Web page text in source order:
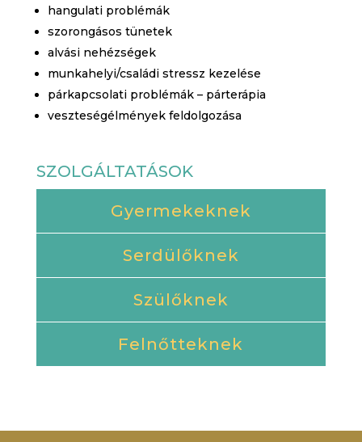
hangulati problémák
szorongásos tünetek
alvási nehézségek
munkahelyi/családi stressz kezelése
párkapcsolati problémák – párterápia
veszteségélmények feldolgozása
SZOLGÁLTATÁSOK
Gyermekeknek
Serdülőknek
Szülőknek
Felnőtteknek